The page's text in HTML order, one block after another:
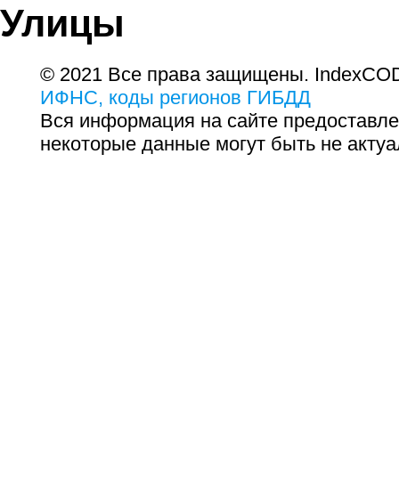
Улицы
© 2021 Все права защищены.
ИФНС, коды регионов ГИБДД
Вся информация на сайте
некоторые данные могут быть не